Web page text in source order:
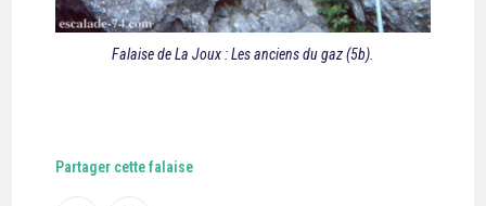
Falaise de La Joux : Les anciens du gaz (5b).
Partager cette falaise